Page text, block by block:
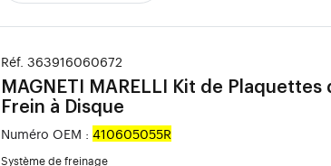
Réf. 363916060672
MAGNETI MARELLI
Kit de Plaquettes
Frein à Disque
Numéro OEM : 410605055R
Système de freinage